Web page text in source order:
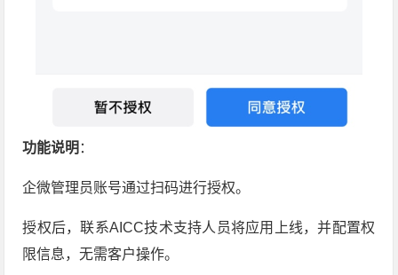
功能说明 ：
企微管理员账号通过扫码进行授权。
授权后，联系AICC技术支持人员将应用上线，并配置权
限信息，无需客户操作。